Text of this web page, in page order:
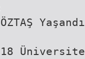
Yaşandı
18